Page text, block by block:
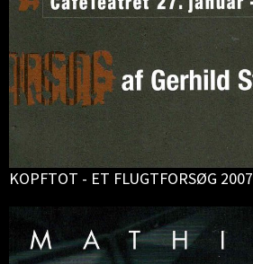
KOPFTOT - ET FLUGTFORSØG 2007